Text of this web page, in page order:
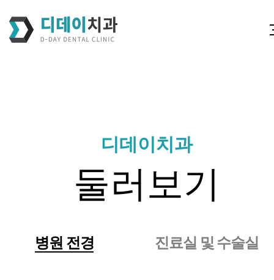
디데이치과
둘러보기
병원 전경 진료실 및 수술실